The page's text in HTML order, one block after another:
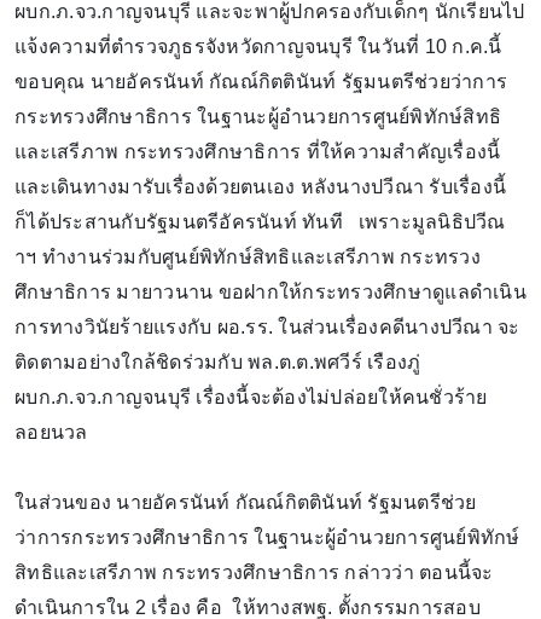
ผบก.ภ.จว.กาญจนบุรี และจะพาผู้ปกครองกับเด็กๆ นักเรียนไป
แจ้งความที่ตำรวจภูธรจังหวัดกาญจนบุรี ในวันที่ 10 ก.ค.นี้
ขอบคุณ นายอัครนันท์ กัณณ์กิตตินันท์ รัฐมนตรีช่วยว่าการ
กระทรวงศึกษาธิการ ในฐานะผู้อำนวยการศูนย์พิทักษ์สิทธิ
และเสรีภาพ กระทรวงศึกษาธิการ ที่ให้ความสำคัญเรื่องนี้
และเดินทางมารับเรื่องด้วยตนเอง หลังนางปวีณา รับเรื่องนี้
ก็ได้ประสานกับรัฐมนตรีอัครนันท์ ทันที เพราะมูลนิธิปวีณ
าฯ ทำงานร่วมกับศูนย์พิทักษ์สิทธิและเสรีภาพ กระทรวง
ศึกษาธิการ มายาวนาน ขอฝากให้กระทรวงศึกษาดูแลดำเนิน
การทางวินัยร้ายแรงกับ ผอ.รร. ในส่วนเรื่องคดีนางปวีณา จะ
ติดตามอย่างใกล้ชิดร่วมกับ พล.ต.ต.พศวีร์ เรืองภู่
ผบก.ภ.จว.กาญจนบุรี เรื่องนี้จะต้องไม่ปล่อยให้คนชั่วร้าย
ลอยนวล
ในส่วนของ นายอัครนันท์ กัณณ์กิตตินันท์ รัฐมนตรีช่วย
ว่าการกระทรวงศึกษาธิการ ในฐานะผู้อำนวยการศูนย์พิทักษ์
สิทธิและเสรีภาพ กระทรวงศึกษาธิการ กล่าวว่า ตอนนี้จะ
ดำเนินการใน 2 เรื่อง คือ ให้ทางสพฐ. ตั้งกรรมการสอบ